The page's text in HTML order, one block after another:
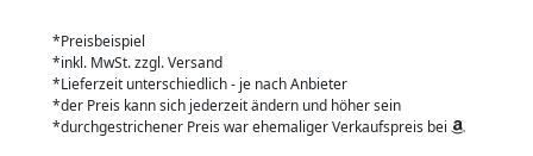
*Preisbeispiel
*inkl. MwSt. zzgl. Versand
*Lieferzeit unterschiedlich - je nach Anbieter
*der Preis kann sich jederzeit ändern und höher sein
*durchgestrichener Preis war ehemaliger Verkaufspreis bei